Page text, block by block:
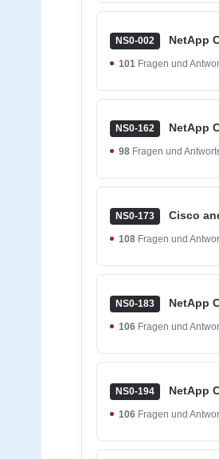
NS0-002 NetApp
101 Fragen und
NS0-162 NetApp
98 Fragen und
NS0-173 Cisco
108 Fragen und
NS0-183 NetApp
106 Fragen und
NS0-194 NetApp
106 Fragen und